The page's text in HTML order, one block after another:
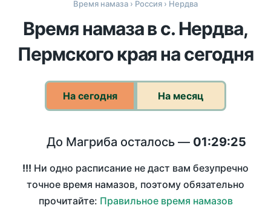
Время намаза › Россия › Нердва
Время намаза в с. Нердва,
Пермского края на сегодня
На сегодня На месяц
До Магриба осталось — 01:29:25
!!! Ни одно расписание не даст вам безупречно
точное время намазов, поэтому обязательно
прочитайте: Правильное время намазов